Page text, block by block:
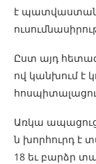
է
Ըստ այդ
ով կանխում է
Առկա
ն խորհուրդ է
18 եւ բարձր